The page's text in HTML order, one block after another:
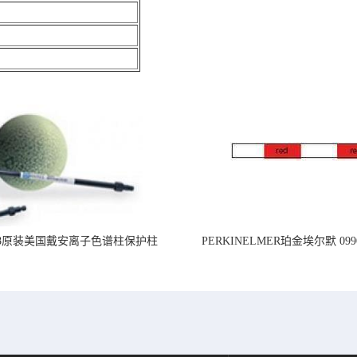
原装美国戴安离子色谱柱保护柱
PERKINELMER珀金埃尔默